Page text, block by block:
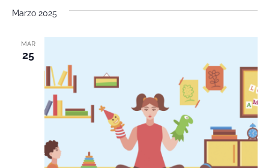
viste
la
Marzo 2025
MAR
25